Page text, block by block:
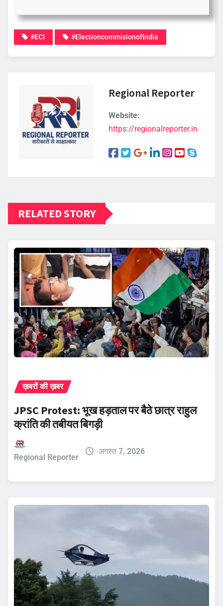
#ECI #ElectioncommisionofIndia
Regional Reporter
Website:
https://regionalreporter.in
RELATED STORY
ख़बरों की ख़बर
JPSC Protest: भूख हड़ताल पर बैठे छात्र राहुल
क्रांति की तबीयत बिगड़ी
Regional Reporter
अगस्त 7, 2026